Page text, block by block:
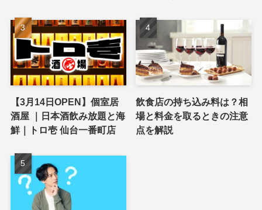
【3月14日OPEN】個室居
酒屋 ｜日本酒飲み放題と海
鮮｜トロ壱 仙台一番町店
飲食店の持ち込み料は？相
場と料金を取るときの注意
点を解説